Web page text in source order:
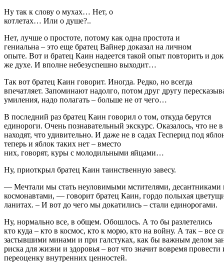
Ну так к слову о мухах… Нет, о
котлетах… Или о душе?..
Нет, лучше о простоте, потому как одна простота и
гениальна – это еще братец Вайнер доказал на личном
опыте. Вот и братец Каин надеется такой опыт повторить и
же духе. И вполне небезуспешно выходит…
Так вот братец Каин говорит. Иногда. Редко, но всегда
впечатляет. Запоминают надолго, потом друг другу
умиления, надо полагать – больше не от чего…
В последний раз братец Каин говорил о том, откуда берутся
единороги. Очень познавательный экскурс. Оказалось, что не
находят, что удивительно. И даже не в садах Гесперид под
теперь и яблок таких нет – вместо
них, говорят, куры с молодильными яйцами…
Ну, приоткрыл братец Каин таинственную завесу.
— Мечтали мы стать неуловимыми мстителями, десантниками
космонавтами, — говорит братец Каин, гордо полыхая
ланитах. – И вот до чего мы докатились – стали единорогами.
Ну, нормально все, в общем. Обошлось. А то бы разлетелись
кто куда – кто в космос, кто к морю, кто на войну. А так – все
застывшими минами и при галстуках, как бы важным делом
риска для жизни и здоровья – вот что значит вовремя
переоценку внутренних ценностей.